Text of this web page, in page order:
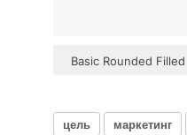
Basic Rounded Filled
цель маркетинг